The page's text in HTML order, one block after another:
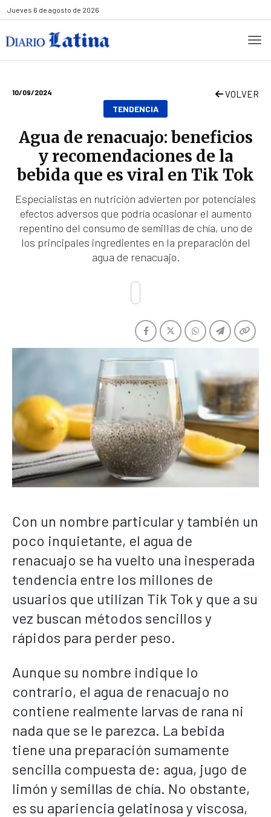
Jueves 6 de agosto de 2026
10/09/2024 VOLVER
TENDENCIA
Agua de renacuajo: beneficios
y recomendaciones de la
bebida que es viral en Tik Tok
Especialistas en nutrición advierten por potenciales
efectos adversos que podría ocasionar el aumento
repentino del consumo de semillas de chía, uno de
los principales ingredientes en la preparación del
agua de renacuajo.
Con un nombre particular y también un
poco inquietante, el agua de
renacuajo se ha vuelto una inesperada
tendencia entre los millones de
usuarios que utilizan Tik Tok y que a su
vez buscan métodos sencillos y
rápidos para perder peso.
Aunque su nombre indique lo
contrario, el agua de renacuajo no
contiene realmente larvas de rana ni
nada que se le parezca. La bebida
tiene una preparación sumamente
sencilla compuesta de: agua, jugo de
limón y semillas de chía. No obstante,
es su apariencia gelatinosa y viscosa,